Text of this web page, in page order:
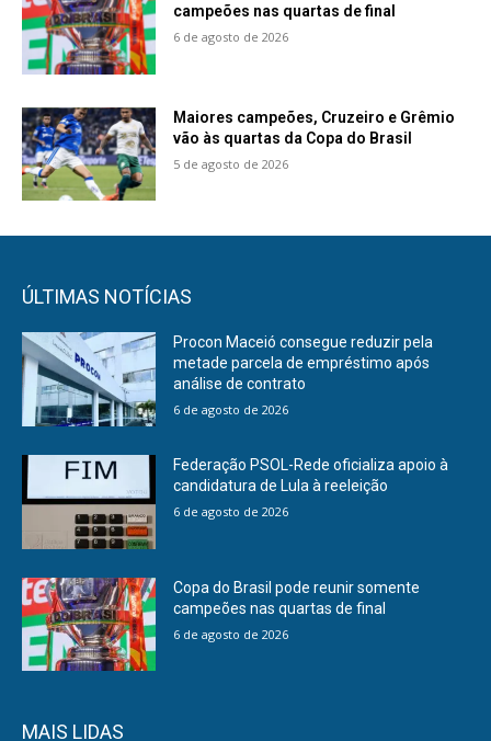
campeões nas quartas de final
6 de agosto de 2026
Maiores campeões, Cruzeiro e Grêmio
vão às quartas da Copa do Brasil
5 de agosto de 2026
ÚLTIMAS NOTÍCIAS
Procon Maceió consegue reduzir pela
metade parcela de empréstimo após
análise de contrato
6 de agosto de 2026
Federação PSOL-Rede oficializa apoio à
candidatura de Lula à reeleição
6 de agosto de 2026
Copa do Brasil pode reunir somente
campeões nas quartas de final
6 de agosto de 2026
MAIS LIDAS